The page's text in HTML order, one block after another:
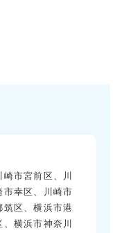
市宮前区、川
幸区、川崎市
筑区、横浜市港
横浜市神奈川